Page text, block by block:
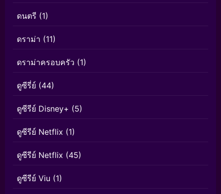
ดนตรี (1)
ดราม่า (11)
ดราม่าครอบครัว (1)
ดูซีรี่ย์ (44)
ดูซีรีย์ Disney+ (5)
ดูซีรีย์ Netflix (1)
ดูซีรีย์ Netflix (45)
ดูซีรีย์ Viu (1)